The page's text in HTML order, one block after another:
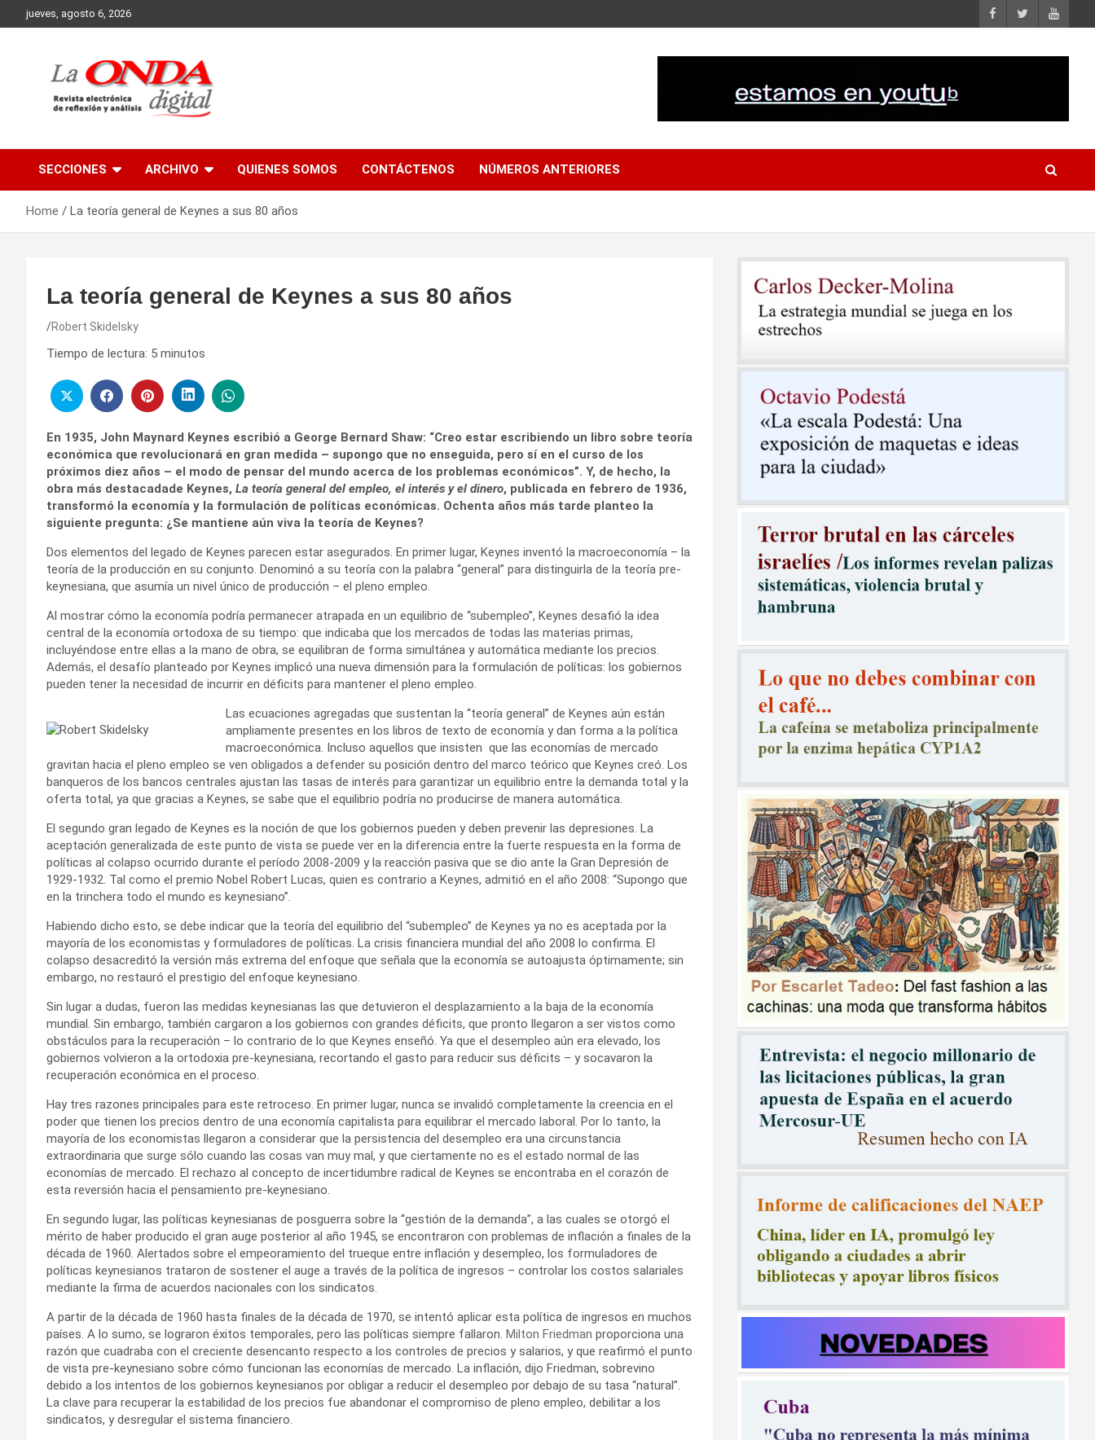
to
jueves, agosto 6, 2026
SECCIONES ARCHIVO QUIENES SOMOS CONTÁCTENOS NÚMEROS ANTERIORES
Home La teoría general de Keynes a sus 80 años
La teoría general de Keynes a sus 80 años
Robert Skidelsky
Tiempo de lectura: 5 minutos
En 1935, John Maynard Keynes escribió a George Bernard Shaw: “Creo estar escribiendo un libro sobre teoría
económica que revolucionará en gran medida – supongo que no enseguida, pero sí en el curso de los
próximos diez años – el modo de pensar del mundo acerca de los problemas económicos”. Y, de hecho, la
obra más destacadade Keynes, La teoría general del empleo, el interés y el dinero, publicada en febrero de 1936,
transformó la economía y la formulación de políticas económicas. Ochenta años más tarde planteo la
siguiente pregunta: ¿Se mantiene aún viva la teoría de Keynes?
Dos elementos del legado de Keynes parecen estar asegurados. En primer lugar, Keynes inventó la macroeconomía – la
teoría de la producción en su conjunto. Denominó a su teoría con la palabra “general” para distinguirla de la teoría pre-
keynesiana, que asumía un nivel único de producción – el pleno empleo.
Al mostrar cómo la economía podría permanecer atrapada en un equilibrio de “subempleo”, Keynes desafió la idea
central de la economía ortodoxa de su tiempo: que indicaba que los mercados de todas las materias primas,
incluyéndose entre ellas a la mano de obra, se equilibran de forma simultánea y automática mediante los precios.
Además, el desafío planteado por Keynes implicó una nueva dimensión para la formulación de políticas: los gobiernos
pueden tener la necesidad de incurrir en déficits para mantener el pleno empleo.
Las ecuaciones agregadas que sustentan la “teoría general” de Keynes aún están
ampliamente presentes en los libros de texto de economía y dan forma a la política
macroeconómica. Incluso aquellos que insisten que las economías de mercado
gravitan hacia el pleno empleo se ven obligados a defender su posición dentro del marco teórico que Keynes creó. Los
banqueros de los bancos centrales ajustan las tasas de interés para garantizar un equilibrio entre la demanda total y la
oferta total, ya que gracias a Keynes, se sabe que el equilibrio podría no producirse de manera automática.
El segundo gran legado de Keynes es la noción de que los gobiernos pueden y deben prevenir las depresiones. La
aceptación generalizada de este punto de vista se puede ver en la diferencia entre la fuerte respuesta en la forma de
políticas al colapso ocurrido durante el período 2008-2009 y la reacción pasiva que se dio ante la Gran Depresión de
1929-1932. Tal como el premio Nobel Robert Lucas, quien es contrario a Keynes, admitió en el año 2008: “Supongo que
en la trinchera todo el mundo es keynesiano”.
Habiendo dicho esto, se debe indicar que la teoría del equilibrio del “subempleo” de Keynes ya no es aceptada por la
mayoría de los economistas y formuladores de políticas. La crisis financiera mundial del año 2008 lo confirma. El
colapso desacreditó la versión más extrema del enfoque que señala que la economía se autoajusta óptimamente; sin
embargo, no restauró el prestigio del enfoque keynesiano.
Sin lugar a dudas, fueron las medidas keynesianas las que detuvieron el desplazamiento a la baja de la economía
mundial. Sin embargo, también cargaron a los gobiernos con grandes déficits, que pronto llegaron a ser vistos como
obstáculos para la recuperación – lo contrario de lo que Keynes enseñó. Ya que el desempleo aún era elevado, los
gobiernos volvieron a la ortodoxia pre-keynesiana, recortando el gasto para reducir sus déficits – y socavaron la
recuperación económica en el proceso.
Hay tres razones principales para este retroceso. En primer lugar, nunca se invalidó completamente la creencia en el
poder que tienen los precios dentro de una economía capitalista para equilibrar el mercado laboral. Por lo tanto, la
mayoría de los economistas llegaron a considerar que la persistencia del desempleo era una circunstancia
extraordinaria que surge sólo cuando las cosas van muy mal, y que ciertamente no es el estado normal de las
economías de mercado. El rechazo al concepto de incertidumbre radical de Keynes se encontraba en el corazón de
esta reversión hacia el pensamiento pre-keynesiano.
En segundo lugar, las políticas keynesianas de posguerra sobre la “gestión de la demanda”, a las cuales se otorgó el
mérito de haber producido el gran auge posterior al año 1945, se encontraron con problemas de inflación a finales de la
década de 1960. Alertados sobre el empeoramiento del trueque entre inflación y desempleo, los formuladores de
políticas keynesianos trataron de sostener el auge a través de la política de ingresos – controlar los costos salariales
mediante la firma de acuerdos nacionales con los sindicatos.
A partir de la década de 1960 hasta finales de la década de 1970, se intentó aplicar esta política de ingresos en muchos
países. A lo sumo, se lograron éxitos temporales, pero las políticas siempre fallaron. Milton Friedman proporciona una
razón que cuadraba con el creciente desencanto respecto a los controles de precios y salarios, y que reafirmó el punto
de vista pre-keynesiano sobre cómo funcionan las economías de mercado. La inflación, dijo Friedman, sobrevino
debido a los intentos de los gobiernos keynesianos por obligar a reducir el desempleo por debajo de su tasa “natural”.
La clave para recuperar la estabilidad de los precios fue abandonar el compromiso de pleno empleo, debilitar a los
sindicatos, y desregular el sistema financiero.